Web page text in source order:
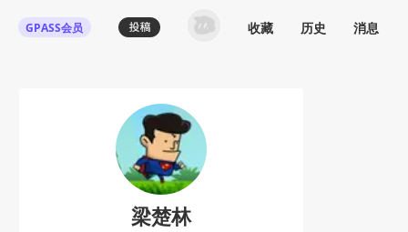
GPASS会员 收藏 历史 消息
梁楚林